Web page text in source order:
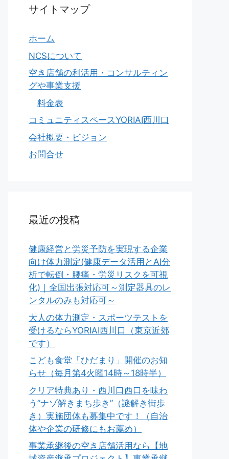
サイトマップ
ホーム
NCSについて
空き店舗の利活用・コンサルティン
グや事業支援
料金表
コミュニティスペースYORIAI西川口
会社概要・ビジョン
お問合せ
最近の投稿
健康経営と労災予防を実現する企業
向け体力測定(健康データ活用とAI分
析で転倒・腰痛・労災リスクを可視
化)｜全国出張対応可～測定器具のレ
ンタルのみも対応可～
大人の体力測定・スポーツテストを
受けるならYORIAI西川口（東京近郊
です）
こども食堂「ひだまり」開催のお知
らせ（毎月第4火曜14時～18時半）
クリア特典あり・西川口西口を味わ
う”ナゾ解きまち歩き”（謎解き街歩
き）実施団体も募集中です！（自治
体や企業の研修にもお薦め）
事業承継後の空き店舗活用なら【地